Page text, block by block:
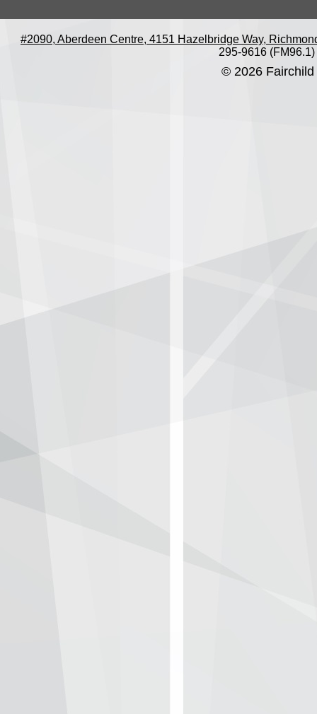
#2090, Aberdeen Centre, 4151 Hazelbridge Way,
295-9616 (FM96.1)
© 2026 Fairchild